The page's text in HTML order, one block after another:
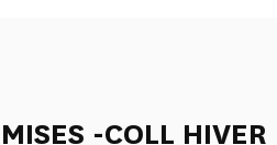
-COLL HIVER